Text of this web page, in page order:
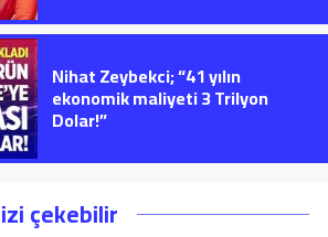
Nihat Zeybekci; “41 yılın
ekonomik maliyeti 3 Trilyon
Dolar!”
çekebilir